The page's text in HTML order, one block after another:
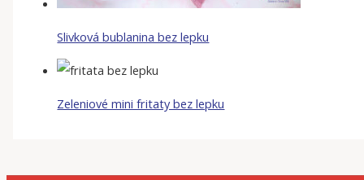
Slivková bublanina bez lepku
Zeleniové mini fritaty bez lepku